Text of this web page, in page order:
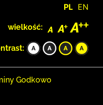
PL EN
wielkość:
Godkowo